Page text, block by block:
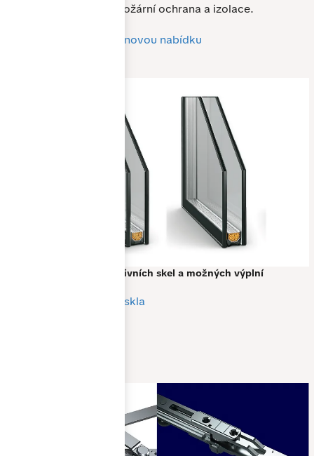
fungují jako protipožární ochrana a izolace.
chci nezávaznou cenovou nabídku
aktivních skel a možných výplní
Tepelné a izolační dvojskla